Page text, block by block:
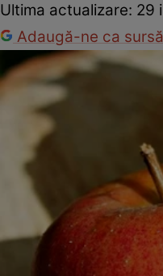
Ultima actualizare: 29
Adaugă-ne ca